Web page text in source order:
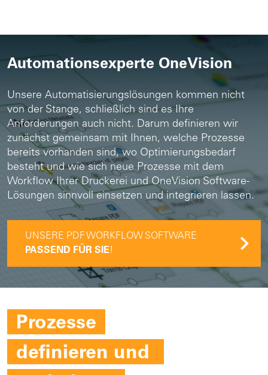
Automationsexperte OneVision
Unsere Automatisierungslösungen kommen nicht
von der Stange, schließlich sind es Ihre
Anforderungen auch nicht. Darum definieren wir
zunächst gemeinsam mit Ihnen, welche Prozesse
bereits vorhanden sind, wo Optimierungsbedarf
besteht und wie sich neue Prozesse mit dem
Workflow Ihrer Druckerei und OneVision Software-
Lösungen sinnvoll einsetzen und integrieren lassen.
UNSERE PDF WORKFLOW SOFTWARE
PASSEND FÜR SIE!
Prozesse
definieren und